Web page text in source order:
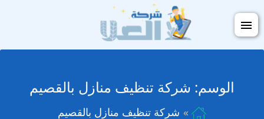
التجاوز
إلى
المحتوىالقائمة
الوسم: شركة تنظيف منازل بالقصيم
شركة تنظيف منازل بالقصيم